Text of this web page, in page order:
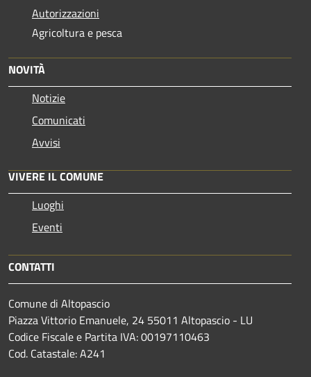
Autorizzazioni
Agricoltura e pesca
NOVITÀ
Notizie
Comunicati
Avvisi
VIVERE IL COMUNE
Luoghi
Eventi
CONTATTI
Comune di Altopascio
Piazza Vittorio Emanuele, 24 55011 Altopascio - LU
Codice Fiscale e Partita IVA: 00197110463
Cod. Catastale: A241